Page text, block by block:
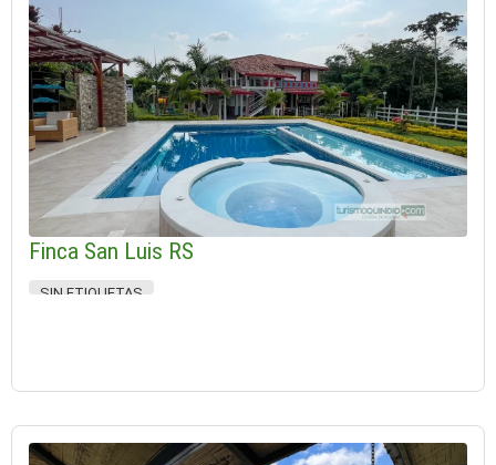
Finca San Luis RS
SIN ETIQUETAS